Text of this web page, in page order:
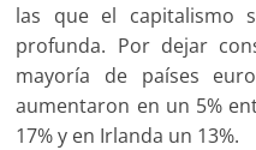
las que el capitalismo
profunda. Por dejar
mayoría de países
aumentaron en un 5%
17% y en Irlanda un 13%.